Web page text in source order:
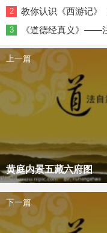
2 教你认识《西游记》
3 《道德经真义》——
上一篇
黄庭内景五藏六府图
下一篇